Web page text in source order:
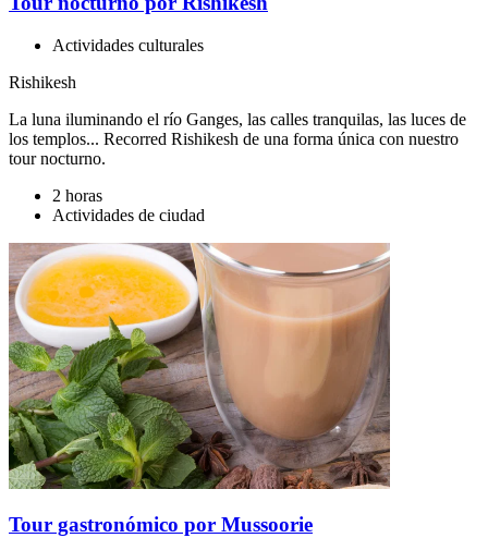
Actividades culturales
Rishikesh
La luna iluminando el río Ganges, las calles tranquilas, las luces de
los templos... Recorred Rishikesh de una forma única con nuestro
tour nocturno.
2 horas
Actividades de ciudad
Tour gastronómico por Mussoorie